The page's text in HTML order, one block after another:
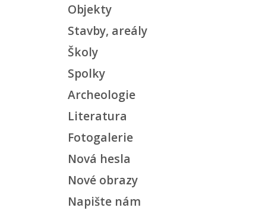
Objekty
Stavby, areály
Školy
Spolky
Archeologie
Literatura
Fotogalerie
Nová hesla
Nové obrazy
Napište nám